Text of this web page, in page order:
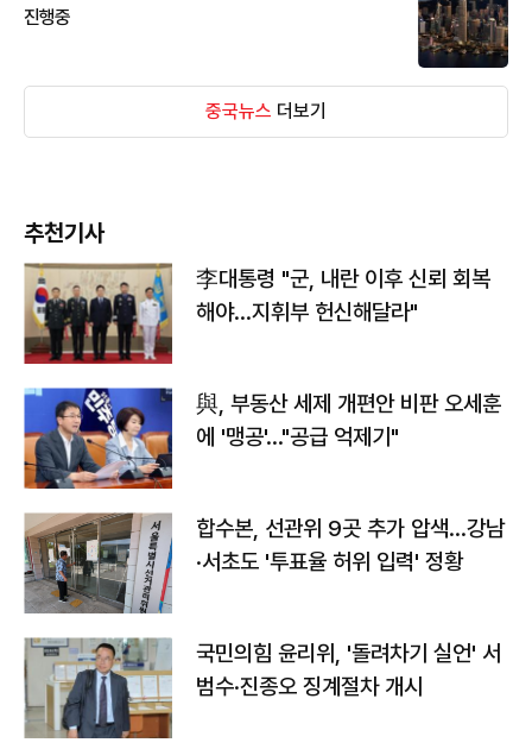
진행중
중국뉴스 더보기
추천기사
李대통령 "군, 내란 이후 신뢰 회복
해야…지휘부 헌신해달라"
與, 부동산 세제 개편안 비판 오세훈
에 '맹공'…"공급 억제기"
합수본, 선관위 9곳 추가 압색…강남
·서초도 '투표율 허위 입력' 정황
국민의힘 윤리위, '돌려차기 실언' 서
범수·진종오 징계절차 개시